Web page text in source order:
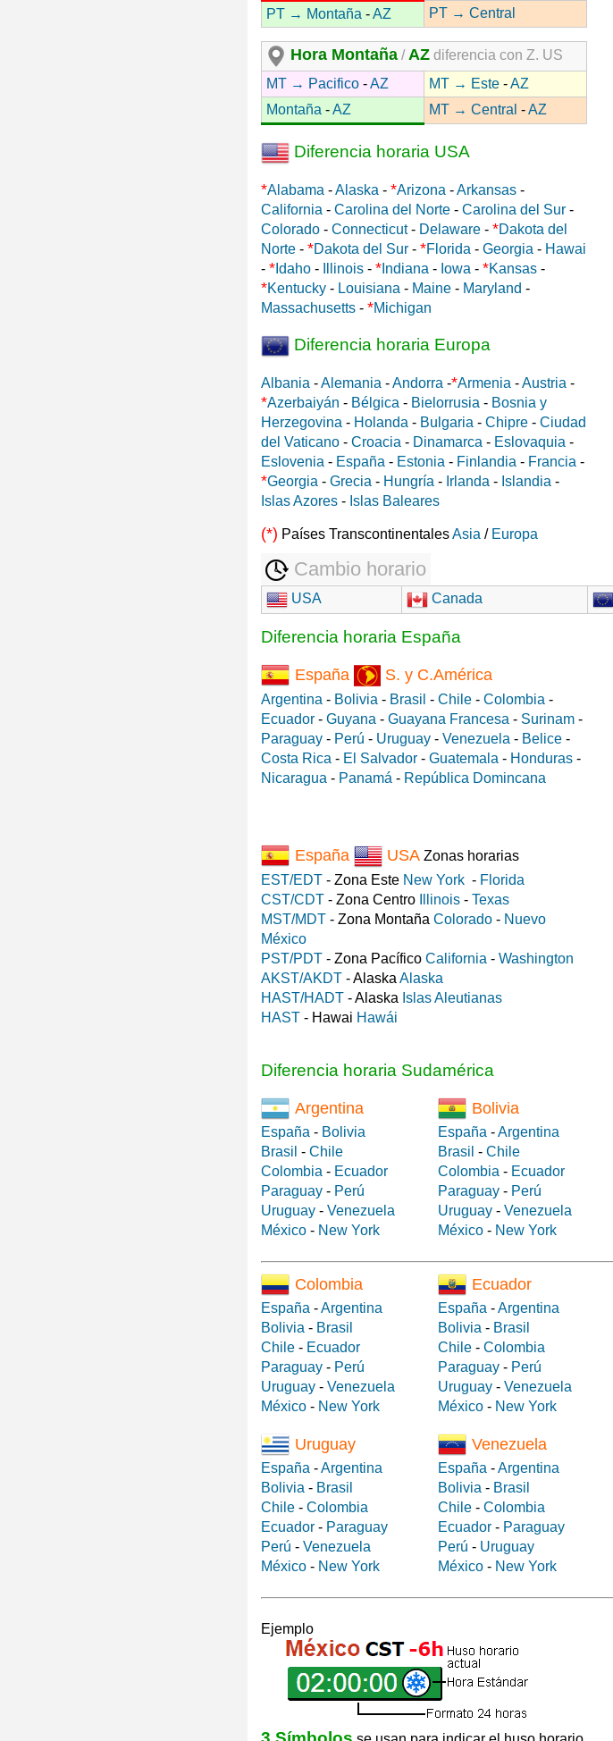
PT → Montaña -AZ PT → Central
Hora Montaña /AZ diferencia con Z. US
MT → Pacifico -AZ MT → Este -AZ
Montaña -AZ MT → Central -AZ
Diferencia horaria USA
*Alabama -Alaska - *Arizona -Arkansas -
California - Carolina del Norte - Carolina del Sur -
Colorado - Connecticut- Delaware - *Dakota del
Norte - *Dakota del Sur - *Florida - Georgia - Hawai
- * Idaho - Illinois - * Indiana - Iowa - *Kansas -
*Kentucky - Louisiana - Maine - Maryland -
Massachusetts - *Michigan
Diferencia horaria Europa
Albania -Alemania -Andorra -*Armenia -Austria -
*Azerbaiyán - Bélgica - Bielorrusia - Bosnia y
Herzegovina - Holanda - Bulgaria - Chipre - Ciudad
del Vaticano - Croacia - Dinamarca - Eslovaquia -
Eslovenia - España - Estonia - Finlandia - Francia -
*Georgia - Grecia - Hungría - Irlanda - Islandia -
Islas Azores - Islas Baleares
(*) Países TranscontinentalesAsia / Europa
Cambio horario
USA Canada
Diferencia horaria España
España S. y C.América
Argentina - Bolivia - Brasil - Chile - Colombia -
Ecuador - Guyana - Guayana Francesa - Surinam -
Paraguay - Perú - Uruguay - Venezuela - Belice -
Costa Rica - El Salvador - Guatemala - Honduras -
Nicaragua - Panamá - República Domincana
España USA Zonas horarias
EST/EDT - Zona Este New York - Florida
CST/CDT - Zona Centro Illinois - Texas
MST/MDT - Zona Montaña Colorado - Nuevo
México
PST/PDT - Zona Pacífico California - Washington
AKST/AKDT - Alaska Alaska
HAST/HADT - Alaska Islas Aleutianas
HAST - Hawai Hawái
Diferencia horaria Sudamérica
Argentina
España - Bolivia
Brasil - Chile
Colombia - Ecuador
Paraguay - Perú
Uruguay - Venezuela
México - New York
Bolivia
España -Argentina
Brasil - Chile
Colombia - Ecuador
Paraguay- Perú
Uruguay- Venezuela
México- New York
Colombia
España -Argentina
Bolivia - Brasil
Chile - Ecuador
Paraguay - Perú
Uruguay - Venezuela
México - New York
Ecuador
España -Argentina
Bolivia - Brasil
Chile- Colombia
Paraguay- Perú
Uruguay- Venezuela
México- New York
Uruguay
España -Argentina
Bolivia - Brasil
Chile - Colombia
Ecuador - Paraguay
Perú - Venezuela
México - New York
Venezuela
España -Argentina
Bolivia - Brasil
Chile- Colombia
Ecuador- Paraguay
Perú - Uruguay
México- New York
Ejemplo